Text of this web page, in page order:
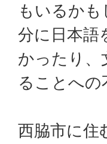
もいるか
分に日本語
かったり、
ることへの
西脇市に住